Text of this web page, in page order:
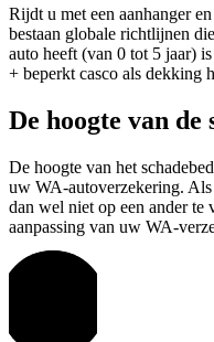
Rijdt u met een aanhanger
bestaan globale richtlijnen
auto heeft (van 0 tot 5 jaar)
+ beperkt casco als dekking
De hoogte van
De hoogte van het
uw WA-autoverzekering. Als
dan wel niet op een ander te
aanpassing van uw WA-